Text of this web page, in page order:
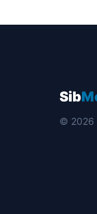
Sib
© 2026